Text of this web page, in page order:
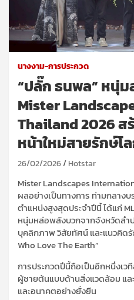
นางงาม-การประกวด
“ปลั๊ก ธนพล” หนุ่ม
Mister
Thailand 2026 ส
หน้าใหม่สายรักษ์โ
26/02/2026 Hotstar
Mister Landscapes
ผลอย่างเป็นทางการ ท่ามกลาง
ตำแหน่งสูงสุดประจำปีนี้ ได้แก่
หนุ่มหล่อพลังบวกจากจังหวัดลำ
บุคลิกภาพ วิสัยทัศน์ และแนวคิด
Who Love The Earth”
การประกวดปีนี้ถือเป็นอีกหนึ่งเว
ผู้ชายต้นแบบด้านสิ่งแวดล้อม แล
และอนาคตอย่างยั่งยืน